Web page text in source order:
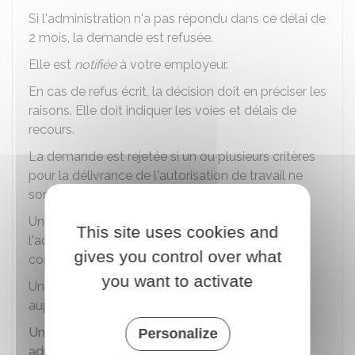
Si l'administration n'a pas répondu dans ce délai de
2 mois, la demande est refusée.
Elle est notifiéeà votre employeur.
En cas de refus écrit, la décision doit en préciser les
raisons. Elle doit indiquer les voies et délais de
recours.
La demande est rejetée si un ou plusieurs critères
pour la délivrance de l'autorisation de travail ne
sont pas remplis.
Un
l'administration qui a pris la décision (adresse
communiquée sur la notification de refus).
Un recours hiérarchique peut aussi être présenté
auprès du ministre de l'intérieur.
Un recours en annulation devant le tribunal
administratif
est aussi possible. Pour être
This site uses cookies and
gives you control over what
you want to activate
Personalize